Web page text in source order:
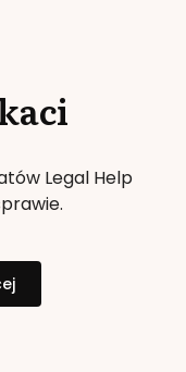
Legal Help